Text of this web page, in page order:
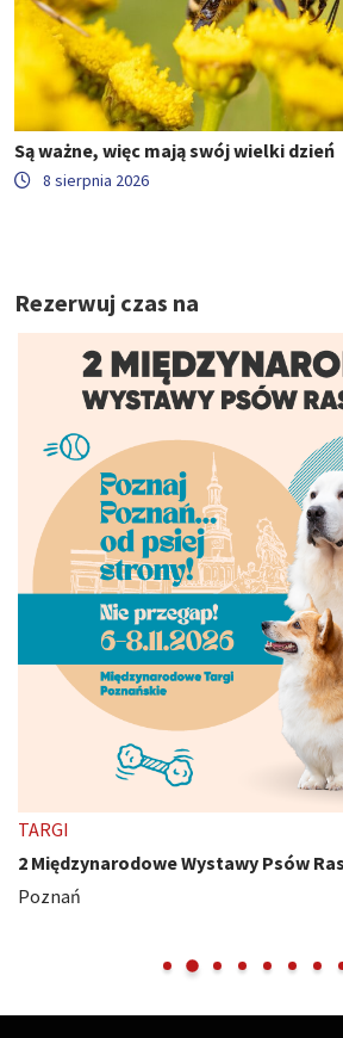
Są ważne, więc mają swój wielki dzień
8 sierpnia 2026
Rezerwuj czas na
TARGI
2 Międzynarodowe Wystawy Psów
Poznań